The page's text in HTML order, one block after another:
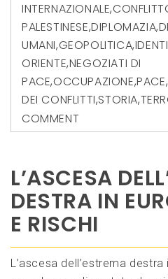
INTERNAZIONALE,
PALESTINESE,DIPLOMAZIA,
UMANI,GEOPOLITICA,
ORIENTE,NEGOZIATI DI
PACE,OCCUPAZIONE,PACE,
DEI CONFLITTI,STORIA,
COMMENT
L’ASCESA
DESTRA IN
E RISCHI
L’ascesa dell’estrema